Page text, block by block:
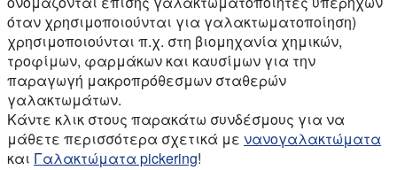
όταν χρησιμοποιούνται για γαλακτωματοποίηση)
χρησιμοποιούνται π.χ. στη βιομηχανία χημικών,
τροφίμων, φαρμάκων και καυσίμων για την
παραγωγή μακροπρόθεσμων σταθερών
γαλακτωμάτων.
Κάντε κλικ στους παρακάτω συνδέσμους για να
μάθετε περισσότερα σχετικά με νανογαλακτώματα
και Γαλακτώματα pickering!